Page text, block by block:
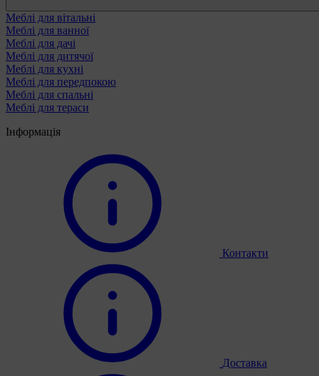
Меблі для вітальні
Меблі для ванної
Меблі для дачі
Меблі для дитячої
Меблі для кухні
Меблі для передпокою
Меблі для спальні
Меблі для тераси
Інформація
Контакти
Доставка